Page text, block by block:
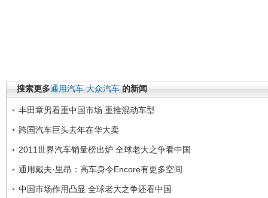
搜索更多通用汽车 大众汽车 的新闻
丰田章男看重中国市场 重推混动车型
跨国汽车巨头去年在华大卖
2011世界汽车销量榜出炉 全球老大之争看中国
通用戴夫·里昂：高车身令Encore有更多空间
中国市场作用凸显 全球老大之争还看中国